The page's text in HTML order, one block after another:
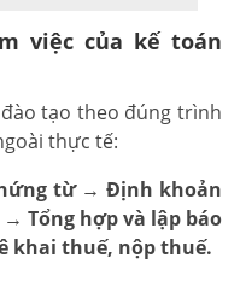
việc của kế toán
tạo theo đúng trình
thực tế:
từ → Định khoản
Tổng hợp và lập báo
khai thuế, nộp thuế.